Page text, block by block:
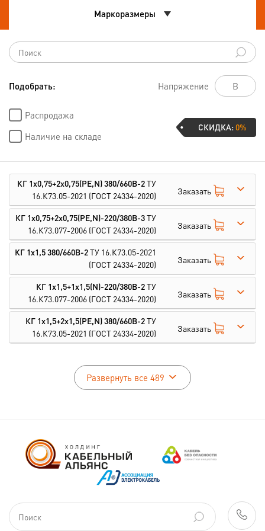
Маркоразмеры
Подобрать: Напряжение
Распродажа
Наличие на складе
СКИДКА:0%
КГ 1х0,75+2х0,75(PE,N) 380/660В-2ТУ
16.К73.05-2021 (ГОСТ 24334-2020) Заказать
КГ 1х0,75+2х0,75(PE,N)-220/380В-3ТУ
16.К73.077-2006 (ГОСТ 24334-2020) Заказать
КГ 1х1,5 380/660В-2ТУ 16.К73.05-2021
(ГОСТ 24334-2020)
Заказать
КГ 1х1,5+1х1,5(N)-220/380В-2ТУ
16.К73.077-2006 (ГОСТ 24334-2020) Заказать
КГ 1х1,5+2х1,5(PE,N) 380/660В-2ТУ
16.К73.05-2021 (ГОСТ 24334-2020) Заказать
Развернуть все 489